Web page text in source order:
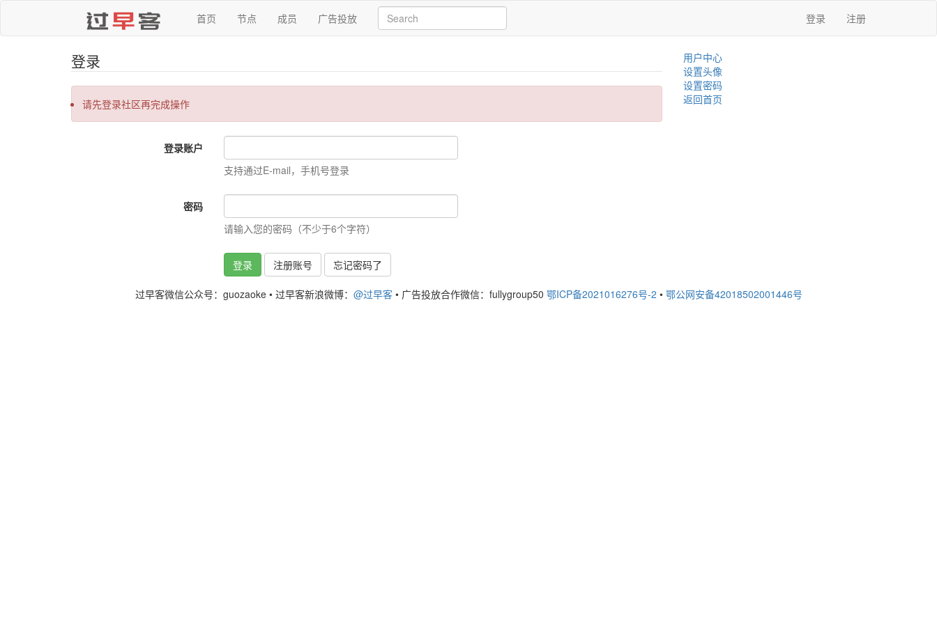
首页 节点 成员 广告投放 登录 注册
登录
请先登录社区再完成操作
登录账户
支持通过E-mail，手机号登录
密码
请输入您的密码（不少于6个字符）
登录 注册账号 忘记密码了
用户中心
设置头像
设置密码
返回首页
过早客微信公众号：guozaoke • 过早客新浪微博： @过早客 • 广告投放合作微信：fullygroup50 鄂ICP备2021016276号-2 • 鄂公网安备42018502001446号